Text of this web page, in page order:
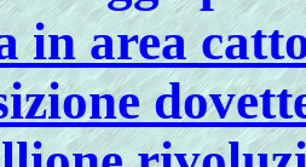
in area